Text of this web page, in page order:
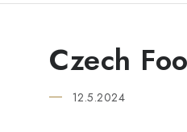
Czech
12.5.2024